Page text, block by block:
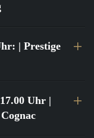
| Prestige
Uhr |